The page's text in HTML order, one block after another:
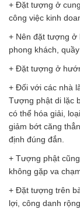
+ Đặt tượng ở
công việc kinh
+ Nên đặt tượng ở
phong khách, quầy
+ Đặt tượng ở
+ Đối với các nhà
Tượng phật di lặc
có thể hóa giải,
giảm bớt căng
định đúng đắn.
+ Tượng phật
không gặp va
+ Đặt tượng trên
lợi, công danh